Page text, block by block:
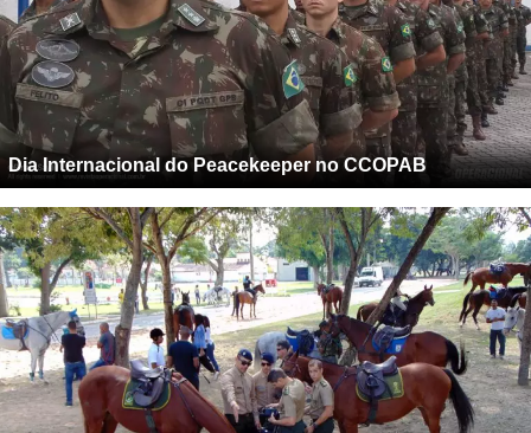
Dia Internacional do Peacekeeper no CCOPAB